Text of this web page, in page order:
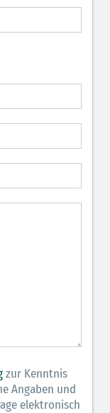
zur Kenntnis
Angaben und
elektronisch